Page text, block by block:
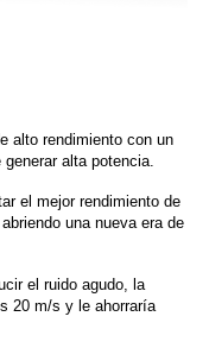
alto rendimiento con un
alta potencia.
el mejor rendimiento de
una nueva era de
el ruido agudo, la
20 m/s y le ahorraría